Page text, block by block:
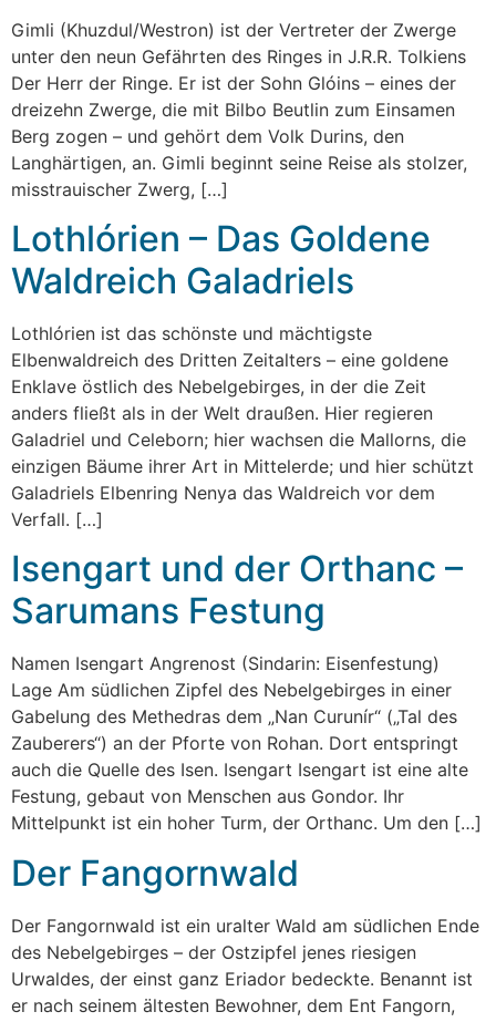
Gimli (Khuzdul/Westron) ist der Vertreter der Zwerge
unter den neun Gefährten des Ringes in J.R.R. Tolkiens
Der Herr der Ringe. Er ist der Sohn Glóins – eines der
dreizehn Zwerge, die mit Bilbo Beutlin zum Einsamen
Berg zogen – und gehört dem Volk Durins, den
Langhärtigen, an. Gimli beginnt seine Reise als stolzer,
misstrauischer Zwerg, […]
Lothlórien – Das Goldene
Waldreich Galadriels
Lothlórien ist das schönste und mächtigste
Elbenwaldreich des Dritten Zeitalters – eine goldene
Enklave östlich des Nebelgebirges, in der die Zeit
anders fließt als in der Welt draußen. Hier regieren
Galadriel und Celeborn; hier wachsen die Mallorns, die
einzigen Bäume ihrer Art in Mittelerde; und hier schützt
Galadriels Elbenring Nenya das Waldreich vor dem
Verfall. […]
Isengart und der Orthanc –
Sarumans Festung
Namen Isengart Angrenost (Sindarin: Eisenfestung)
Lage Am südlichen Zipfel des Nebelgebirges in einer
Gabelung des Methedras dem „Nan Curunír“ („Tal des
Zauberers“) an der Pforte von Rohan. Dort entspringt
auch die Quelle des Isen. Isengart Isengart ist eine alte
Festung, gebaut von Menschen aus Gondor. Ihr
Mittelpunkt ist ein hoher Turm, der Orthanc. Um den […]
Der Fangornwald
Der Fangornwald ist ein uralter Wald am südlichen Ende
des Nebelgebirges – der Ostzipfel jenes riesigen
Urwaldes, der einst ganz Eriador bedeckte. Benannt ist
er nach seinem ältesten Bewohner, dem Ent Fangorn,